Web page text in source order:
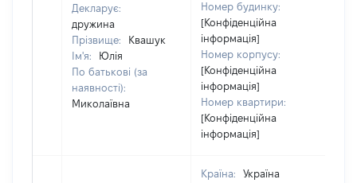
Декларує:
дружина
Прізвище:
Квашук
Ім'я:
Юлія
По батькові (за
наявності):
Миколаївна
Номер будинку:
[Конфіденційна
інформація]
Номер корпусу:
[Конфіденційна
інформація]
Номер квартири:
[Конфіденційна
інформація]
Країна:
Україна